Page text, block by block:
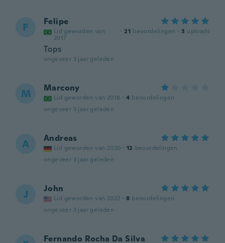
F Felipe
Lid geworden van
2017
· 21 beoordelingen · 3 uploads
Tops
ongeveer 3 jaar geleden
M Marcony
Lid geworden van 2018 · 4 beoordelingen
ongeveer 3 jaar geleden
A Andreas
Lid geworden van 2020 · 12 beoordelingen
ongeveer 3 jaar geleden
J John
Lid geworden van 2022 · 8 beoordelingen
ongeveer 3 jaar geleden
Fernando Rocha Da Silva